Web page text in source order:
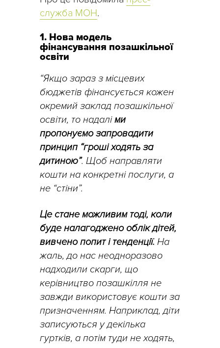
служба МОН.
1. Нова модель
фінансування позашкільної
освіти
“Якщо зараз з місцевих
бюджетів фінансується кожен
окремий заклад позашкільної
освіти, то надаліми
пропонуємо запровадити
принцип “гроші ходять за
дитиною”. Щоб направляти
кошти на конкретні послуги, а
не “стіни”.
Це стане можливим тоді, коли
буде налагоджено облік дітей,
вивчено попит і тенденції. На
жаль, до нас неодноразово
надходили скарги, що
керівництво позашкілля не
завжди використовує кошти за
призначенням. Наприклад, діти
записуються у декілька
гуртків, а потім туди не ходять,